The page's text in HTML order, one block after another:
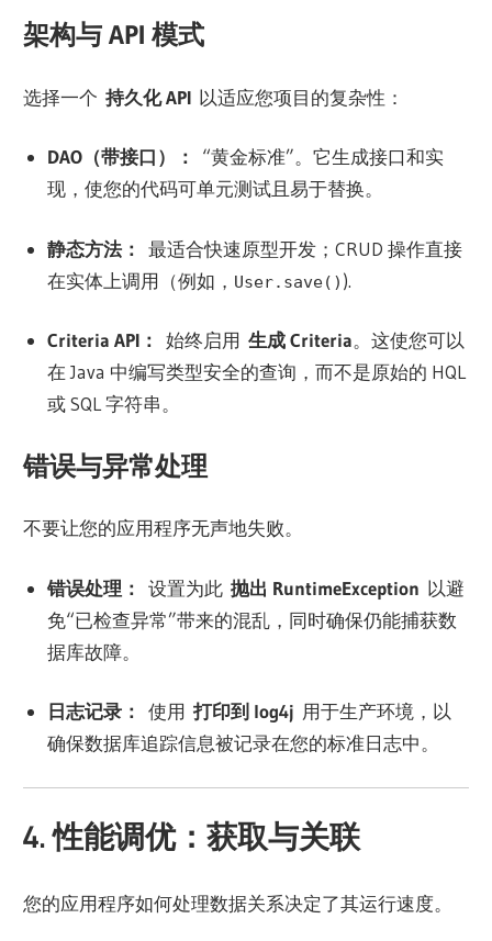
架构与 API 模式
选择一个持久化 API 以适应您项目的复杂性：
DAO（带接口）：
“黄金标准”。它生成接口和实
现，使您的代码可单元测试且易于替换。
静态方法：
最适合快速原型开发；CRUD 操作直接
在实体上调用（例如， User.save() ).
Criteria API： 始终启用 生成 Criteria。这使您可以
在 Java 中编写类型安全的查询，而不是原始的 HQL
或 SQL 字符串。
错误与异常处理
不要让您的应用程序无声地失败。
错误处理： 设置为此 抛出 RuntimeException 以避
免“已检查异常”带来的混乱，同时确保仍能捕获数
据库故障。
日志记录： 使用 打印到 log4j 用于生产环境，以
确保数据库追踪信息被记录在您的标准日志中。
4. 性能调优：获取与关联
您的应用程序如何处理数据关系决定了其运行速度。